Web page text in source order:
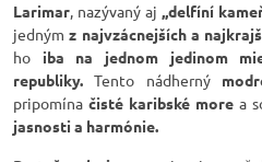
Larimar, nazývaný aj ,,delfíní
jednýmz najvzácnejších a
ho iba na jednom jedinom
republiky. Tento nádherný
pripomína čisté karibské more a
jasnosti a harmónie.